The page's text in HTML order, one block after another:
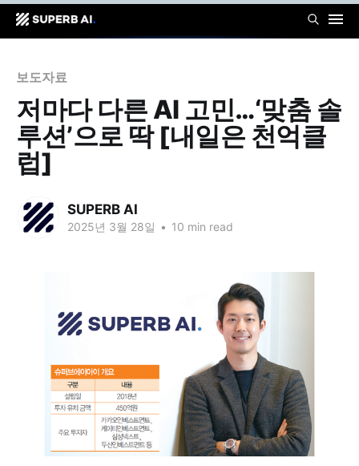
보도자료
저마다 다른 AI 고민…‘맞춤 솔
루션’으로 딱 [내일은 천억클
럽]
SUPERB AI
2025년 3월 28일 • 10 min read